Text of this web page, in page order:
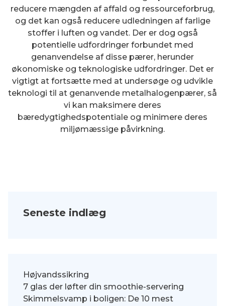
reducere mængden af affald og ressourceforbrug,
og det kan også reducere udledningen af farlige
stoffer i luften og vandet. Der er dog også
potentielle udfordringer forbundet med
genanvendelse af disse pærer, herunder
økonomiske og teknologiske udfordringer. Det er
vigtigt at fortsætte med at undersøge og udvikle
teknologi til at genanvende metalhalogenpærer, så
vi kan maksimere deres
bæredygtighedspotentiale og minimere deres
miljømæssige påvirkning.
Seneste indlæg
Højvandssikring
7 glas der løfter din smoothie-servering
Skimmelsvamp i boligen: De 10 mest